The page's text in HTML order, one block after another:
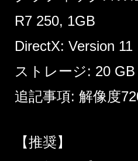
R7 250, 1GB
DirectX: Version 11
ストレージ: 20
追記事項: 解像度
【推奨】